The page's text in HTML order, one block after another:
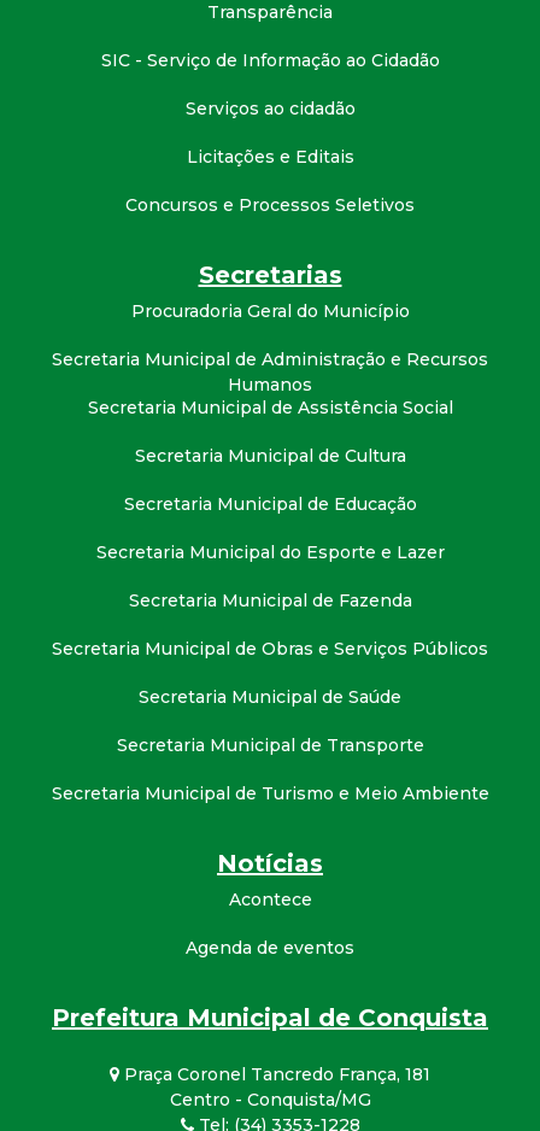
Transparência
SIC - Serviço de Informação ao Cidadão
Serviços ao cidadão
Licitações e Editais
Concursos e Processos Seletivos
Secretarias
Procuradoria Geral do Município
Secretaria Municipal de Administração e Recursos
Humanos
Secretaria Municipal de Assistência Social
Secretaria Municipal de Cultura
Secretaria Municipal de Educação
Secretaria Municipal do Esporte e Lazer
Secretaria Municipal de Fazenda
Secretaria Municipal de Obras e Serviços Públicos
Secretaria Municipal de Saúde
Secretaria Municipal de Transporte
Secretaria Municipal de Turismo e Meio Ambiente
Notícias
Acontece
Agenda de eventos
Prefeitura Municipal de Conquista
Praça Coronel Tancredo França, 181
Centro - Conquista/MG
Tel: (34) 3353-1228